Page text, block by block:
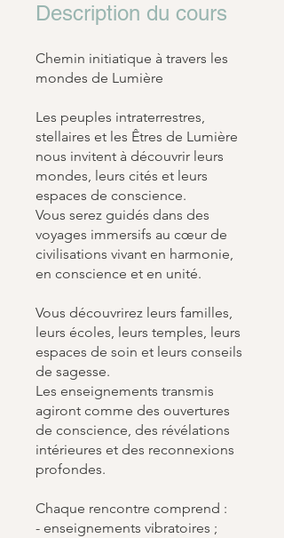
Description du cours
Chemin initiatique à travers les
mondes de Lumière
Les peuples intraterrestres,
stellaires et les Êtres de Lumière
nous invitent à découvrir leurs
mondes, leurs cités et leurs
espaces de conscience.
Vous serez guidés dans des
voyages immersifs au cœur de
civilisations vivant en harmonie,
en conscience et en unité.
Vous découvrirez leurs familles,
leurs écoles, leurs temples, leurs
espaces de soin et leurs conseils
de sagesse.
Les enseignements transmis
agiront comme des ouvertures
de conscience, des révélations
intérieures et des reconnexions
profondes.
Chaque rencontre comprend :
- enseignements vibratoires ;